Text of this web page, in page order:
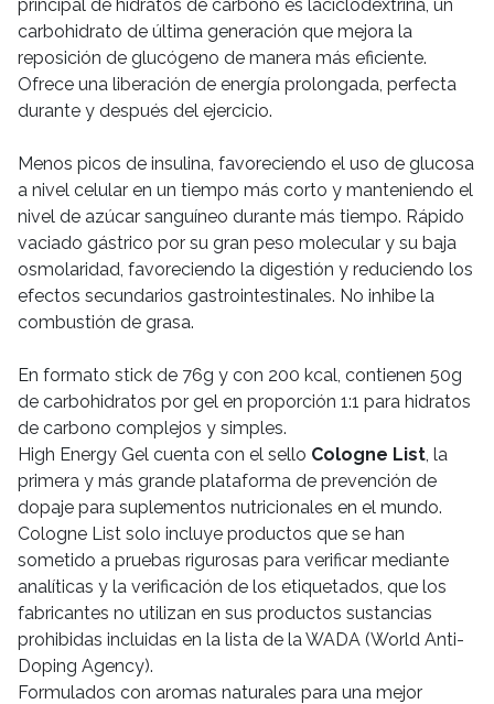
principal de hidratos de carbono es laciclodextrina, un
carbohidrato de última generación que mejora la
reposición de glucógeno de manera más eficiente.
Ofrece una liberación de energía prolongada, perfecta
durante y después del ejercicio.
Menos picos de insulina, favoreciendo el uso de glucosa
a nivel celular en un tiempo más corto y manteniendo el
nivel de azúcar sanguíneo durante más tiempo. Rápido
vaciado gástrico por su gran peso molecular y su baja
osmolaridad, favoreciendo la digestión y reduciendo los
efectos secundarios gastrointestinales. No inhibe la
combustión de grasa.
En formato stick de 76g y con 200 kcal, contienen 50g
de carbohidratos por gel en proporción 1:1 para hidratos
de carbono complejos y simples.
High Energy Gel cuenta con el sello Cologne List, la
primera y más grande plataforma de prevención de
dopaje para suplementos nutricionales en el mundo.
Cologne List solo incluye productos que se han
sometido a pruebas rigurosas para verificar mediante
analíticas y la verificación de los etiquetados, que los
fabricantes no utilizan en sus productos sustancias
prohibidas incluidas en la lista de la WADA (World Anti-
Doping Agency).
Formulados con aromas naturales para una mejor